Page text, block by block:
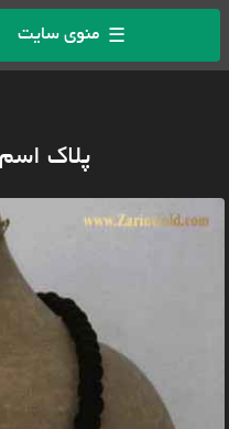
☰ منوی سایت
پلاک